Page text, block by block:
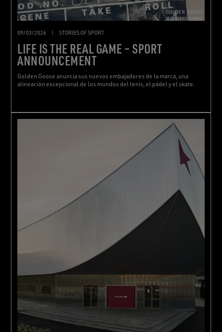
09/03/2026 | STORIES OF SPORT
LIFE IS THE REAL GAME – SPORT
ANNOUNCEMENT
Golden Goose anuncia sus nuevos embajadores de la marca, una
alineación excepcional de los mundos del tenis, el pádel y el skate.